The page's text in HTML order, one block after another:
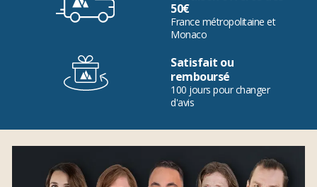
50€
France métropolitaine et
Monaco
Satisfait ou
remboursé
100 jours pour changer
d'avis